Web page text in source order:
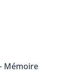
Mémoire